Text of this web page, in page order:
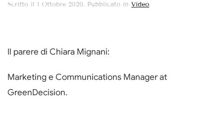
Scritto il 1 Ottobre 2020. Pubblicato in Video.
Il parere di Chiara Mignani:
Marketing e Communications Manager at
GreenDecision.